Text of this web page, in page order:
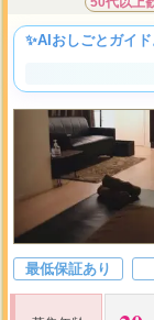
✨AIおしごとガイド
最低保証あり